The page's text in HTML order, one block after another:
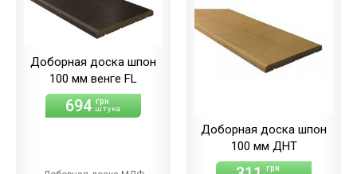
Доборная доска шпон
100 мм венге FL
694 грн
штука
Доборная доска шпон
100 мм ДНТ
грн